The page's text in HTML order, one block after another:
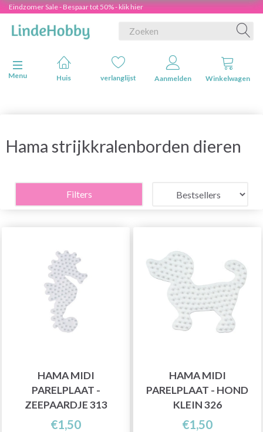
Eindzomer Sale - Bespaar tot 50% - klik hier
Navigatie in-/uitschakelen
Menu
Huis verlanglijst Aanmelden Winkelwagen
Hama strijkkralenborden dieren
Filters
HAMA MIDI
PARELPLAAT -
ZEEPAARDJE 313
€1,50
HAMA MIDI
PARELPLAAT - HOND
KLEIN 326
€1,50